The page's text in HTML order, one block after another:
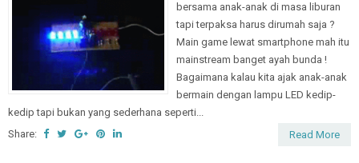
bersama anak-anak di masa liburan
tapi terpaksa harus dirumah saja ?
Main game lewat smartphone mah itu
mainstream banget ayah bunda !
Bagaimana kalau kita ajak anak-anak
bermain dengan lampu LED kedip-
kedip tapi bukan yang sederhana seperti...
Share:
Read More